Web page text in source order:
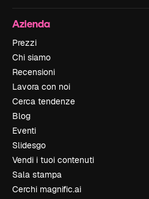
Azienda
Prezzi
Chi siamo
Recensioni
Lavora con noi
Cerca tendenze
Blog
Eventi
Slidesgo
Vendi i tuoi contenuti
Sala stampa
Cerchi magnific.ai